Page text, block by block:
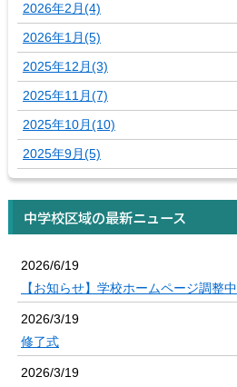
2026年2月(4)
2026年1月(5)
2025年12月(3)
2025年11月(7)
2025年10月(10)
2025年9月(5)
中学校区域の最新ニュース
2026/6/19
【お知らせ】学校ホームページ調整中
2026/3/19
修了式
2026/3/19